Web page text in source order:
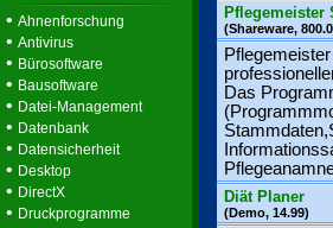
• Ahnenforschung
• Antivirus
• Bürosoftware
• Bausoftware
• Datei-Management
• Datenbank
• Datensicherheit
• Desktop
• DirectX
• Druckprogramme
Pflegemeister
(Shareware,
Das
Diät Planer
(Demo, 14.99)